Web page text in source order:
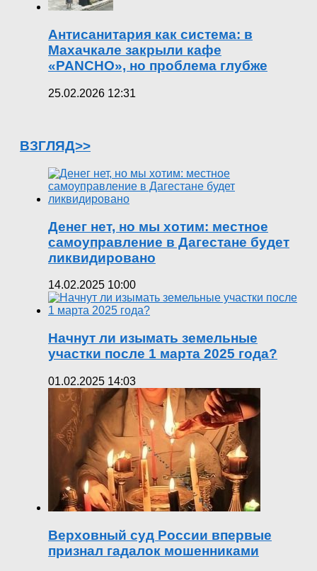
Антисанитария как система: в
Махачкале закрыли кафе
«PANCHO», но проблема глубже
25.02.2026 12:31
ВЗГЛЯД>>
Денег нет, но мы хотим: местное
самоуправление в Дагестане будет
ликвидировано
14.02.2025 10:00
Начнут ли изымать земельные
участки после 1 марта 2025 года?
01.02.2025 14:03
Верховный суд России впервые
признал гадалок мошенниками